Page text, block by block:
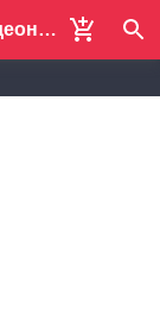
АБСОЛЮТ-МАРКЕТ - все для видеонаблюдения и систем безопасности